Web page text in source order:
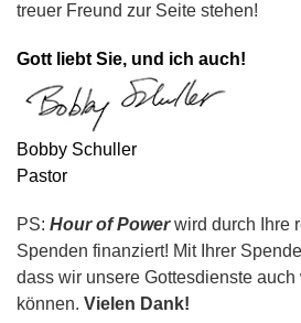
treuer Freund zur Seite stehen!
Gott liebt Sie, und ich auch!
Bobby Schuller
Pastor
PS: Hour of Powerwird durch Ihre
Spenden finanziert! Mit Ihrer
dass wir unsere Gottesdienste
können. Vielen Dank!